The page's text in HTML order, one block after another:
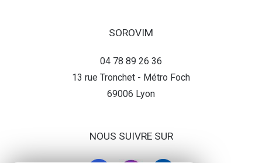
SOROVIM
04 78 89 26 36
13 rue Tronchet - Métro Foch
69006
lyon
NOUS SUIVRE SUR